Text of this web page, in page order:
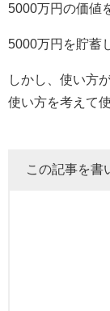
5000万円の価値
5000万円を貯蓄
しかし、使い方
使い方を考えて
この記事を書